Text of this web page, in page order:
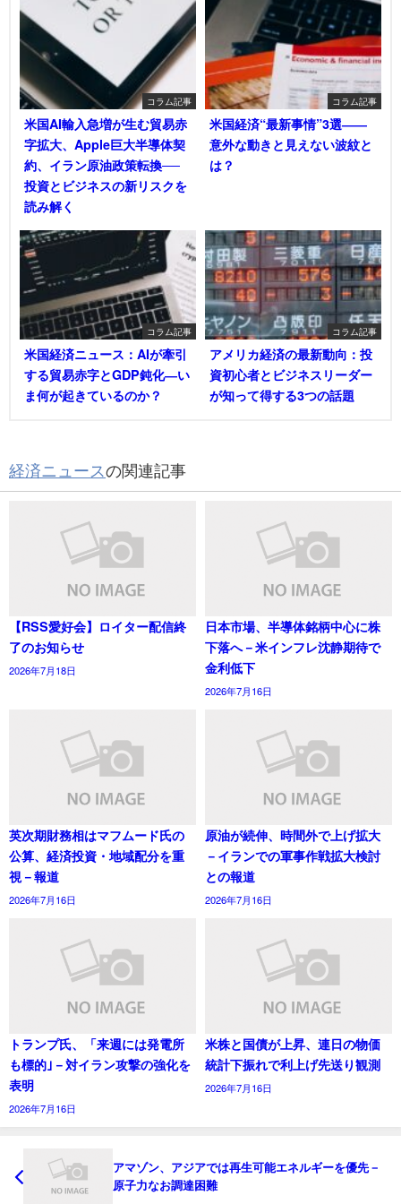
コラム記事
米国AI輸入急増が生む貿易赤
字拡大、Apple巨大半導体契
約、イラン原油政策転換──
投資とビジネスの新リスクを
読み解く
コラム記事
米国経済“最新事情”3選――
意外な動きと見えない波紋と
は？
コラム記事
米国経済ニュース：AIが牽引
する貿易赤字とGDP鈍化―い
ま何が起きているのか？
コラム記事
アメリカ経済の最新動向：投
資初心者とビジネスリーダー
が知って得する3つの話題
経済ニュースの関連記事
【RSS愛好会】ロイター配信終
了のお知らせ
2026年7月18日
日本市場、半導体銘柄中心に株
下落へ－米インフレ沈静期待で
金利低下
2026年7月16日
英次期財務相はマフムード氏の
公算、経済投資・地域配分を重
視－報道
2026年7月16日
原油が続伸、時間外で上げ拡大
－イランでの軍事作戦拡大検討
との報道
2026年7月16日
トランプ氏、「来週には発電所
も標的｣－対イラン攻撃の強化を
表明
2026年7月16日
米株と国債が上昇、連日の物価
統計下振れで利上げ先送り観測
2026年7月16日
アマゾン、アジアでは再生可能エネルギーを優先－
原子力なお調達困難